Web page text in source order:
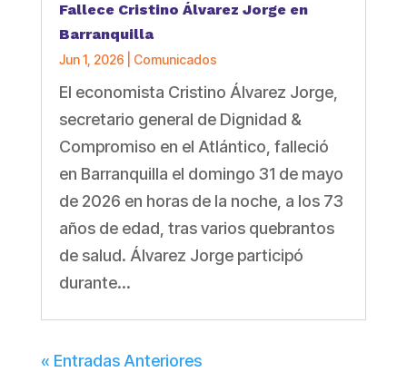
Fallece Cristino Álvarez Jorge en
Barranquilla
Jun 1, 2026 Comunicados
El economista Cristino Álvarez Jorge,
secretario general de Dignidad &
Compromiso en el Atlántico, falleció
en Barranquilla el domingo 31 de mayo
de 2026 en horas de la noche, a los 73
años de edad, tras varios quebrantos
de salud. Álvarez Jorge participó
durante...
« Entradas Anteriores